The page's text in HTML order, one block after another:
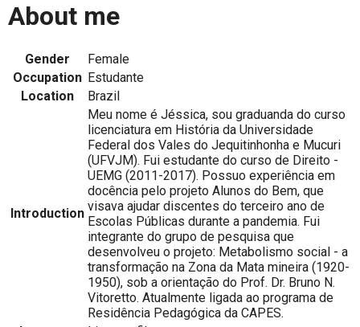
About me
Gender
Female
Occupation Estudante
Location
Brazil
Introduction
Meu nome é Jéssica, sou graduanda do curso
licenciatura em História da Universidade
Federal dos Vales do Jequitinhonha e Mucuri
(UFVJM). Fui estudante do curso de Direito -
UEMG (2011-2017). Possuo experiência em
docência pelo projeto Alunos do Bem, que
visava ajudar discentes do terceiro ano de
Escolas Públicas durante a pandemia. Fui
integrante do grupo de pesquisa que
desenvolveu o projeto: Metabolismo social - a
transformação na Zona da Mata mineira (1920-
1950), sob a orientação do Prof. Dr. Bruno N.
Vitoretto. Atualmente ligada ao programa de
Residência Pedagógica da CAPES.